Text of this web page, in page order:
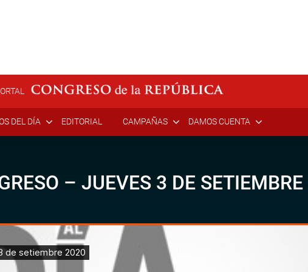
DEL DÍA EDITORIAL CAMPAÑAS DAMOS CUENTA
– JUEVES 3 DE